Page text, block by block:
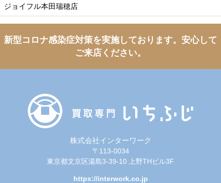
ジョイフル本田瑞穂店
新型コロナ感染症対策を実施しております。 安心して
ご来店ください。
株式会社インターワーク
〒113-0034
東京都文京区湯島3-39-10 上野THビル3F
https://interwork.co.jp